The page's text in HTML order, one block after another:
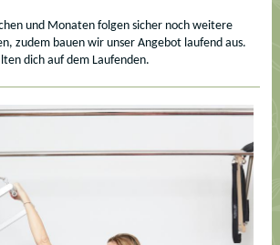
und Monaten folgen sicher noch weitere
zudem bauen wir unser Angebot laufend aus.
dich auf dem Laufenden.